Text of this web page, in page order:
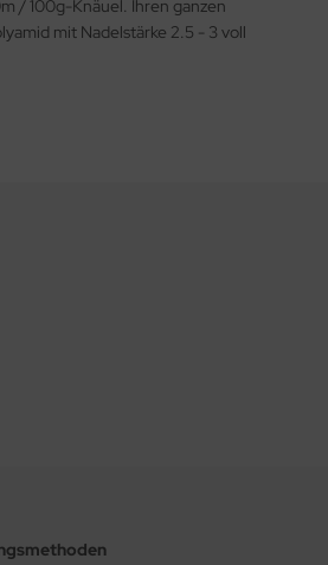
/ 100g-Knäuel. Ihren ganzen
mit Nadelstärke 2.5 - 3 voll